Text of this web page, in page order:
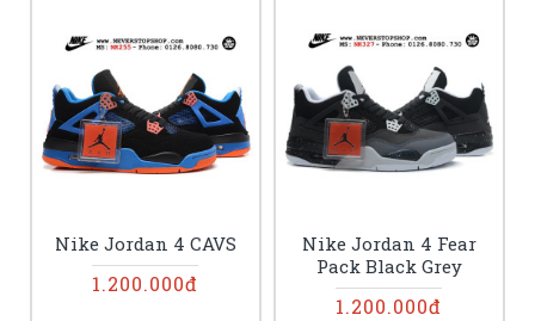
Nike Jordan 4 CAVS
1.200.000đ
Nike Jordan 4 Fear
Pack Black Grey
1.200.000đ